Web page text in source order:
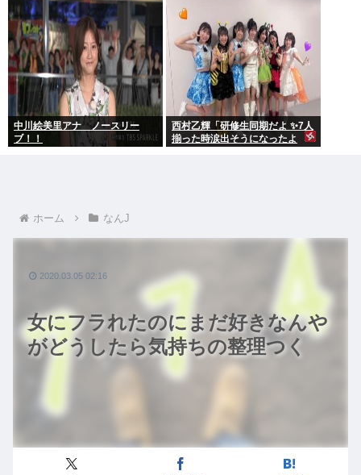
海外が成長
田が復権へ
中川絵美里アナ ノースリー
ブ！！
西村乙輝「研修生同期だよ ✨7人
揃った時涙出そうになったよ
ホーム なんJ
女にフラれたのにまだ好きなんや
がどうしたら気持ちの整理つく
2020.03.05 02:16